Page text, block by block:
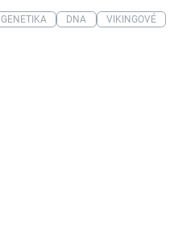
GENETIKA DNA VIKINGOVÉ